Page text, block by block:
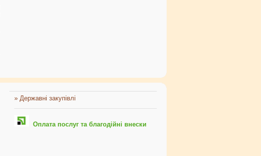
» Державні закупівлі
Оплата послуг та благодійні внески